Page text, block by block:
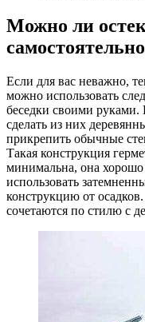
Можно ли
Если для вас неважно,
можно использовать
беседки своими
сделать из них
прикрепить обычные
Такая конструкция
минимальна, она хорошо
использовать
конструкцию от
сочетаются по стилю с